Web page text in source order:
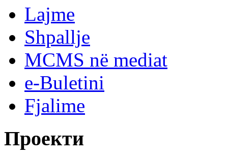
Lajme
Shpallje
MCMS në mediat
e-Buletini
Fjalime
Проекти